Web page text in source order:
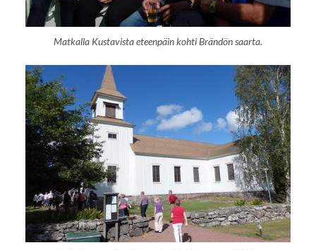
Matkalla Kustavista eteenpäin kohti Brändön saarta.